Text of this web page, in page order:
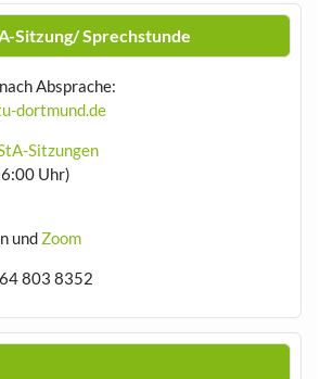
Sitzung/ Sprechstunde
Absprache:
dortmund.de
Sitzungen
Uhr)
und Zoom
803 8352